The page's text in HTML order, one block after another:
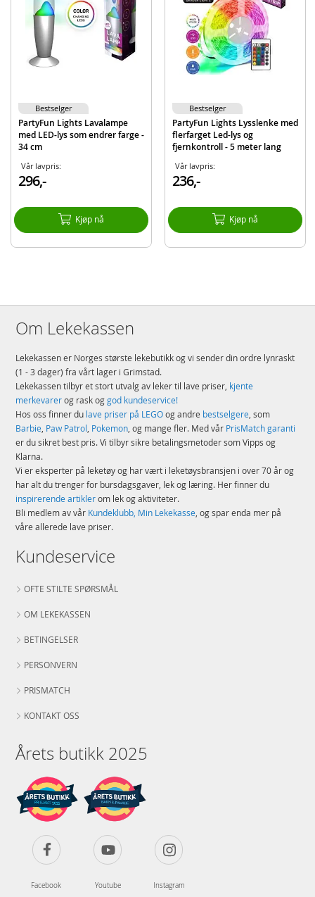
Inneholder:
1 Party Fun Lights smart-telefon assistent
Detaljer:
Mål: 18 x 9,5 x 9,5 cm (HxBxD)
Kompatible med tripod
MERK: Smart-enhet følger ikke med
EAN 8717278862248
Merke PartyFun Lights
PartyFun Lights Lavalampe
med LED-lys som endrer farge -
34 cm
Vår lavpris:
296,-
Kjøp nå
Bestselger
PartyFun Lights Lysslenke med
flerfarget Led-lys og
fjernkontroll - 5 meter lang
Vår lavpris:
236,-
Kjøp nå
Bestselger
Om Lekekassen
Lekekassen er Norges største lekebutikk og vi sender din ordre lynraskt
(1 - 3 dager) fra vårt lager i Grimstad.
Lekekassen tilbyr et stort utvalg av leker til lave priser, kjente
merkevarerog rask oggod kundeservice!
Hos oss finner du lave priser på LEGOog andre bestselgere, som
Barbie, Paw Patrol, Pokemon, og mange fler. Med vår PrisMatch garanti
er du sikret best pris. Vi tilbyr sikre betalingsmetoder som Vipps og
Klarna.
Vi er eksperter på leketøy og har vært i leketøysbransjen i over 70 år og
har alt du trenger for bursdagsgaver, lek og læring. Her finner du
inspirerende artiklerom lek og aktiviteter.
Bli medlem av vår Kundeklubb, Min Lekekasse, og spar enda mer på
våre allerede lave priser.
Kundeservice
OFTE STILTE SPØRSMÅL
OM LEKEKASSEN
BETINGELSER
PERSONVERN
PRISMATCH
KONTAKT OSS
Årets butikk 2025
Facebook Youtube Instagram